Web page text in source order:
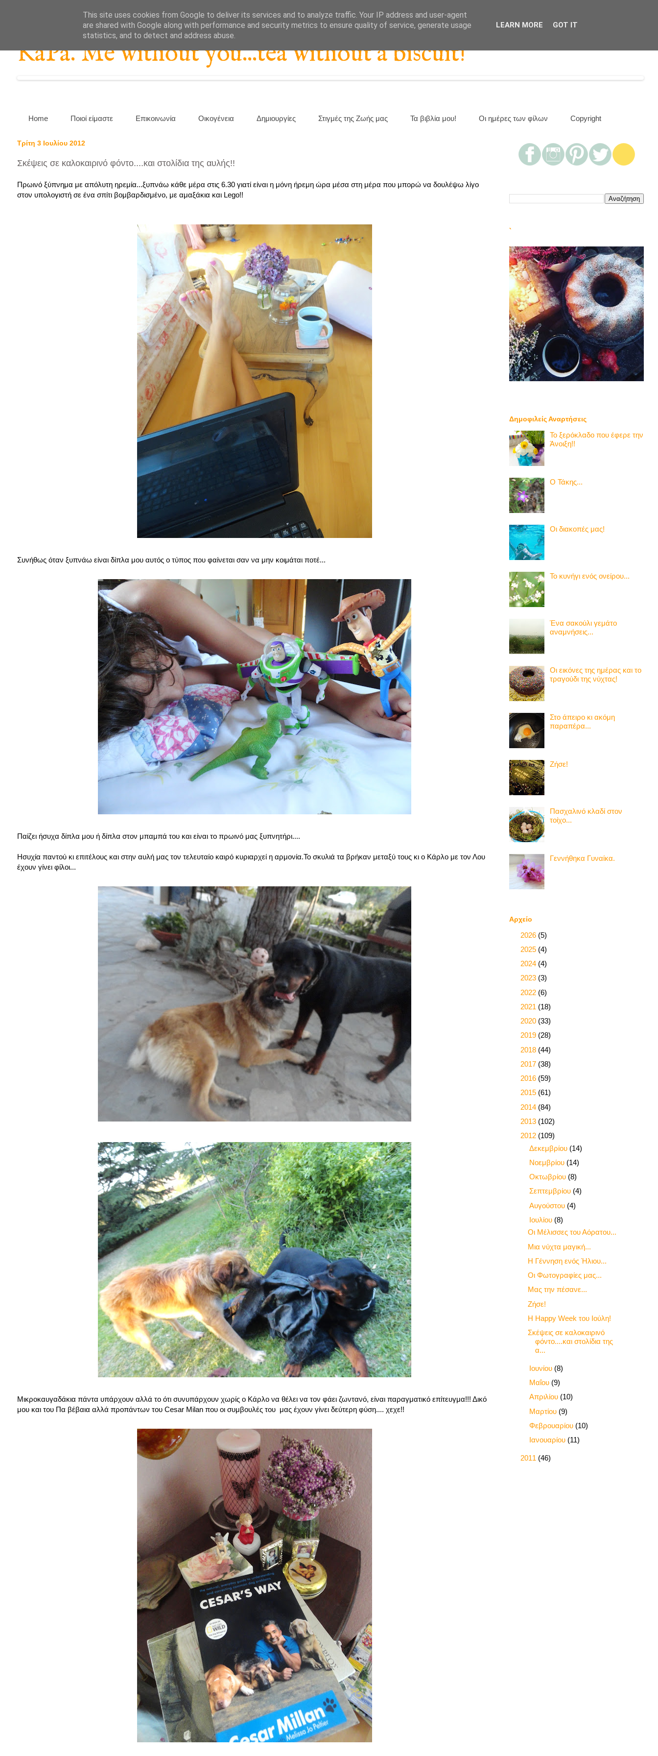
KaPa. Me without you...tea without a biscuit!
Home Ποιοί είμαστε Επικοινωνία Οικογένεια Δημιουργίες Στιγμές της Ζωής μας Τα βιβλία μου! Οι ημέρες των φίλων Copyright
Τρίτη 3 Ιουλίου 2012
Σκέψεις σε καλοκαιρινό φόντο....και στολίδια της αυλής!!
Πρωινό ξύπνημα με απόλυτη ηρεμία...ξυπνάω κάθε μέρα στις 6.30 γιατί είναι η μόνη ήρεμη ώρα μέσα στη μέρα που μπορώ να δουλέψω λίγο
στον υπολογιστή σε ένα σπίτι βομβαρδισμένο, με αμαξάκια και Lego!!
Συνήθως όταν ξυπνάω είναι δίπλα μου αυτός ο τύπος που φαίνεται σαν να μην κοιμάται ποτέ...
Παίζει ήσυχα δίπλα μου ή δίπλα στον μπαμπά του και είναι το πρωινό μας ξυπνητήρι....
Ησυχία παντού κι επιτέλους και στην αυλή μας τον τελευταίο καιρό κυριαρχεί η αρμονία.Το σκυλιά τα βρήκαν μεταξύ τους κι ο Κάρλο με τον Λου
έχουν γίνει φίλοι...
Μικροκαυγαδάκια πάντα υπάρχουν αλλά το ότι συνυπάρχουν χωρίς ο Κάρλο να θέλει να τον φάει ζωντανό, είναι παραγματικό επίτευγμα!!! Δικό
μου και του Πα βέβαια αλλά προπάντων του Cesar Milan που οι συμβουλές του μας έχουν γίνει δεύτερη φύση.... χεχε!!
`
Δημοφιλείς Αναρτήσεις
Το ξερόκλαδο που έφερε την
Άνοιξη!!
Ο Τάκης...
Οι διακοπές μας!
Το κυνήγι ενός ονείρου...
Ένα σακούλι γεμάτο
αναμνήσεις...
Οι εικόνες της ημέρας και το
τραγούδι της νύχτας!
Στο άπειρο κι ακόμη
παραπέρα...
Ζήσε!
Πασχαλινό κλαδί στον
τοίχο...
Γεννήθηκα Γυναίκα.
Αρχείο
2026 (5)
2025 (4)
2024 (4)
2023 (3)
2022 (6)
2021 (18)
2020 (33)
2019 (28)
2018 (44)
2017 (38)
2016 (59)
2015 (61)
2014 (84)
2013 (102)
2012 (109)
Δεκεμβρίου (14)
Νοεμβρίου (14)
Οκτωβρίου (8)
Σεπτεμβρίου (4)
Αυγούστου (4)
Ιουλίου (8)
Οι Μέλισσες του Αόρατου...
Μια νύχτα μαγική...
Η Γέννηση ενός Ήλιου...
Οι Φωτογραφίες μας...
Μας την πέσανε...
Ζήσε!
Η Happy Week του Ιούλη!
Σκέψεις σε καλοκαιρινό
φόντο....και στολίδια της
α...
Ιουνίου (8)
Μαΐου (9)
Απριλίου (10)
Μαρτίου (9)
Φεβρουαρίου (10)
Ιανουαρίου (11)
2011 (46)
This site uses cookies from Google to deliver its services and to analyze traffic. Your IP address and user-agent
are shared with Google along with performance and security metrics to ensure quality of service, generate usage
statistics, and to detect and address abuse.
LEARN MORE GOT IT